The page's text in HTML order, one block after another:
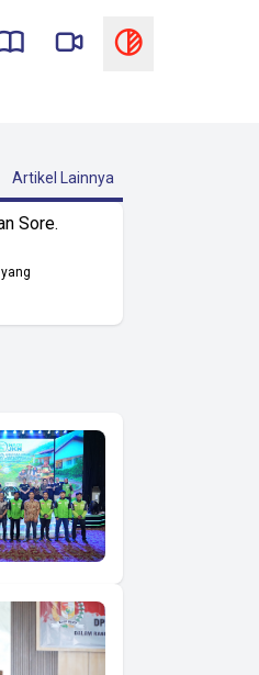
Artikel Lainnya
Sore.